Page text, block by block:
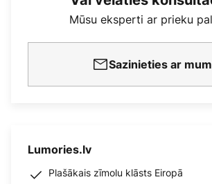
Mūsu eksperti ar prieku
Sazinieties ar
Lumories.lv
Plašākais zīmolu klāsts Eiropā